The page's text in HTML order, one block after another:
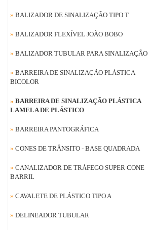
» BALIZADOR DE SINALIZAÇÃO TIPO T
» BALIZADOR FLEXÍVEL JOÃO BOBO
» BALIZADOR TUBULAR PARA SINALIZAÇÃO
» BARREIRA DE SINALIZAÇÃO PLÁSTICA
BICOLOR
» BARREIRA DE SINALIZAÇÃO PLÁSTICA
LAMELA DE PLÁSTICO
» BARREIRA PANTOGRÁFICA
» CONES DE TRÂNSITO - BASE QUADRADA
» CANALIZADOR DE TRÁFEGO SUPER CONE
BARRIL
» CAVALETE DE PLÁSTICO TIPO A
» DELINEADOR TUBULAR